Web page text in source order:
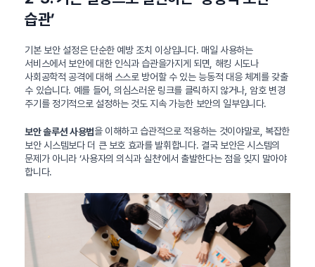
습관’
기본 보안 설정은 단순한 예방 조치 이상입니다. 매일 사용하는
서비스에서 보안에 대한 인식과 습관을가지게 되면, 해킹 시도나
사회공학적 공격에 대해 스스로 방어할 수 있는 능동적 대응 체계를 갖출
수 있습니다. 예를 들어, 의심스러운 링크를 클릭하지 않거나, 암호 변경
주기를 정기적으로 설정하는 것도 지속 가능한 보안의 일부입니다.
보안 솔루션 사용법을 이해하고 습관적으로 적용하는 것이야말로, 복잡한
보안 시스템보다 더 큰 보호 효과를 발휘합니다. 결국 보안은 시스템의
문제가 아니라 ‘사용자의 의식과 실천’에서 출발한다는 점을 잊지 말아야
합니다.